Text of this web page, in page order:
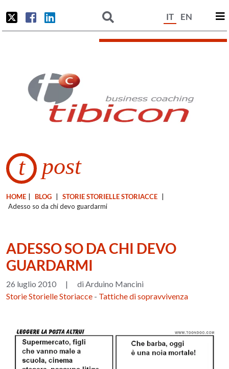
IT EN
t post
HOME BLOG STORIE STORIELLE STORIACCE
Adesso so da chi devo guardarmi
ADESSO SO DA CHI DEVO
GUARDARMI
26 luglio 2010 |
di Arduino Mancini
Storie Storielle Storiacce - Tattiche di sopravvivenza